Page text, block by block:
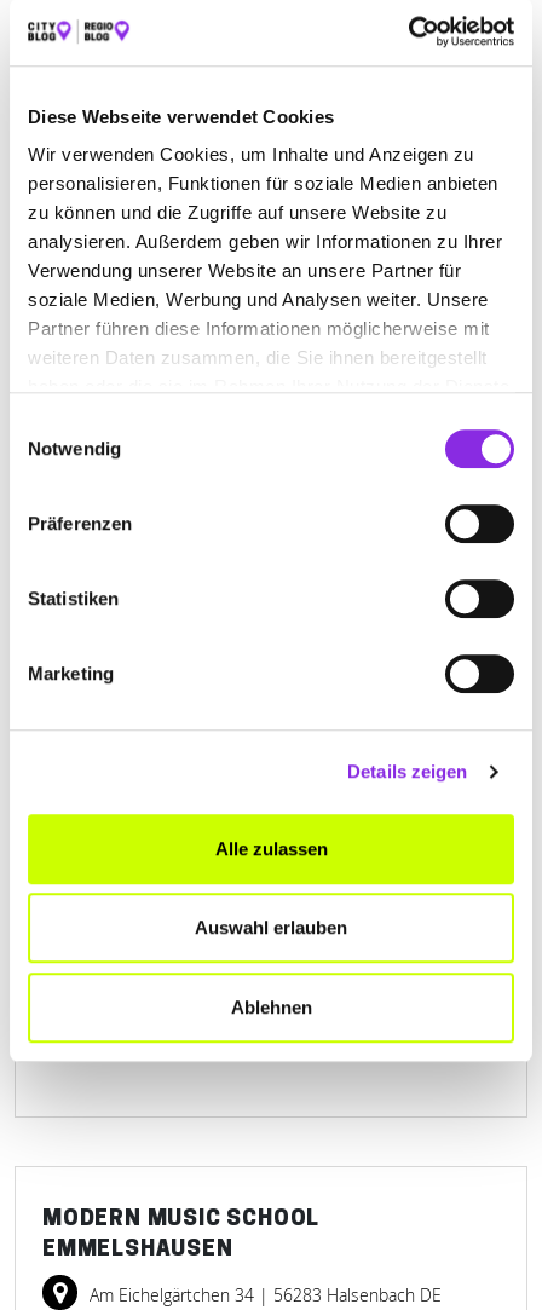
Diese Webseite verwendet Cookies
Wir verwenden Cookies, um Inhalte und Anzeigen zu
personalisieren, Funktionen für soziale Medien anbieten
zu können und die Zugriffe auf unsere Website zu
analysieren. Außerdem geben wir Informationen zu Ihrer
Verwendung unserer Website an unsere Partner für
soziale Medien, Werbung und Analysen weiter. Unsere
Partner führen diese Informationen möglicherweise mit
weiteren Daten zusammen, die Sie ihnen bereitgestellt
Notwendig
Präferenzen
Statistiken
Marketing
Details zeigen
Alle zulassen
Auswahl erlauben
Ablehnen
buecher-maifeld.buchhandlung.de
DIE FEINKLEINS
Römerstraße 35-37| 56355 Nastätten DE
+496772960097
www.diefeinkleins.de
Backhausgarten 4
MINI-LERNKREIS PATRICK STUMM
Auf der Rosenheide 5| 53547 Hümmerich DE
+4926877349882
minilernkreis.de
MODERN MUSIC SCHOOL
EMMELSHAUSEN
Am Eichelgärtchen 34 | 56283 Halsenbach DE